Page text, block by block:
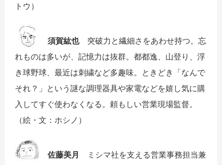
トウ）
須賀紘也突破力と繊細さをあわせ持つ。忘
れものは多いが、記憶力は抜群。都都逸、山登り、浮
き球野球、最近は刺繍など多趣味。ときどき「なんで
それ？」という謎な調理器具や家電などを嬉し気に購
入してすぐ使わなくなる。頼もしい営業現場監督。
（絵・文：ホシノ）
佐藤美月
ミシマ社を支える営業事務担当兼